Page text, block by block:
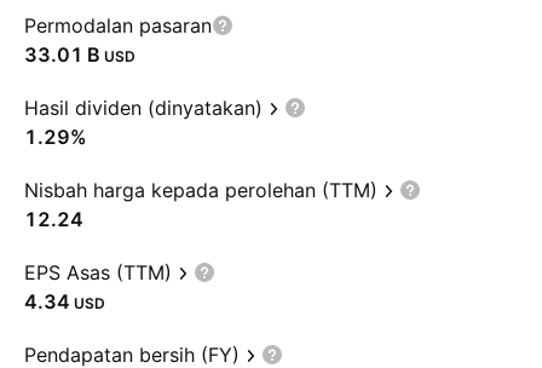
Permodalan pasaran
‪33.01 B‬ USD
Hasil dividen (dinyatakan)
1.29%
Nisbah harga kepada perolehan (TTM)
12.24
EPS Asas (TTM)
4.34 USD
Pendapatan bersih (FY)